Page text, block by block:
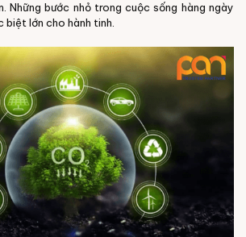
Những bước nhỏ trong cuộc sống hàng ngày
lớn cho hành tinh.